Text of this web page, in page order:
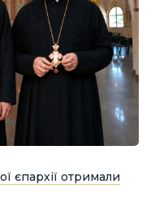
єпархії отримали